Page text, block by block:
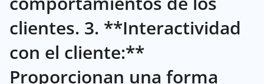
clientes. 3. **Interactividad
con el cliente:**
Proporcionan una forma